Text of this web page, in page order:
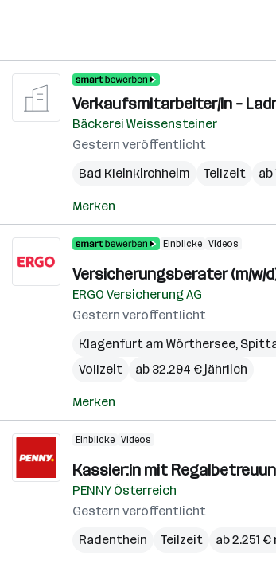
Verkaufsmitarbeiter/in –
Bäckerei Weissensteiner
Gestern veröffentlicht
Bad Kleinkirchheim
Teilzeit
Merken
Einblicke Videos
Versicherungsberater (m/w/
ERGO Versicherung AG
Gestern veröffentlicht
Klagenfurt am Wörthersee,
Vollzeit
ab 32.294 € jährlich
Merken
Einblicke Videos
Kassier:in mit
PENNY Österreich
Gestern veröffentlicht
Radenthein
Teilzeit ab 2.251